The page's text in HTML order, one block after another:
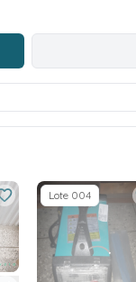
Lote 004